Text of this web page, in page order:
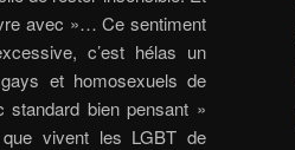
avec »… Ce sentiment
c’est hélas un
et homosexuels de
bien pensant »
que vivent les LGBT de